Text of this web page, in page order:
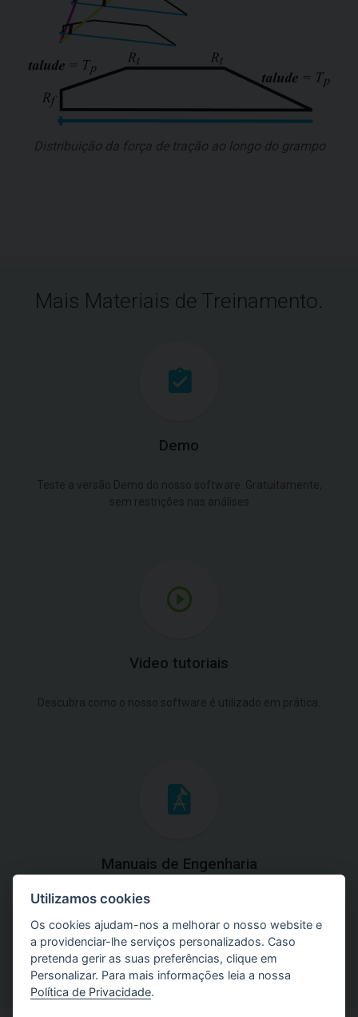
Distribuição da força de tração ao longo do grampo
Mais Materiais de Treinamento.
Demo
Teste a versão Demo do nosso software. Gratuitamente,
sem restrições nas análises
Video tutoriais
Descubra como o nosso software é utilizado em prática.
Manuais de Engenharia
Baixe os manuais com explicações práticas e teóricas do
uso do software.
Utilizamos cookies
Os cookies ajudam-nos a melhorar o nosso website e
a providenciar-lhe serviços personalizados. Caso
pretenda gerir as suas preferências, clique em
Personalizar. Para mais informações leia a nossa
Política de Privacidade.